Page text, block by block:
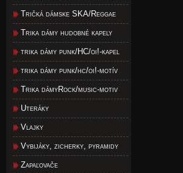
Tričká dámske SKA/Reggae
Trika dámy hudobné kapely
trika dámy punk/HC/oi!-kapel
trika dámy punk/hc/oi!-motív
Trika dámyRock/music-motiv
Uteráky
Vlajky
Vybijáky, zicherky, pyramidy
Zapaľovače